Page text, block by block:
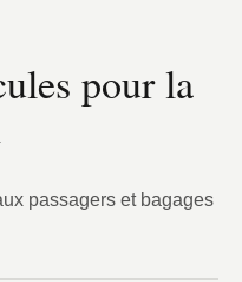
pour la
passagers et bagages